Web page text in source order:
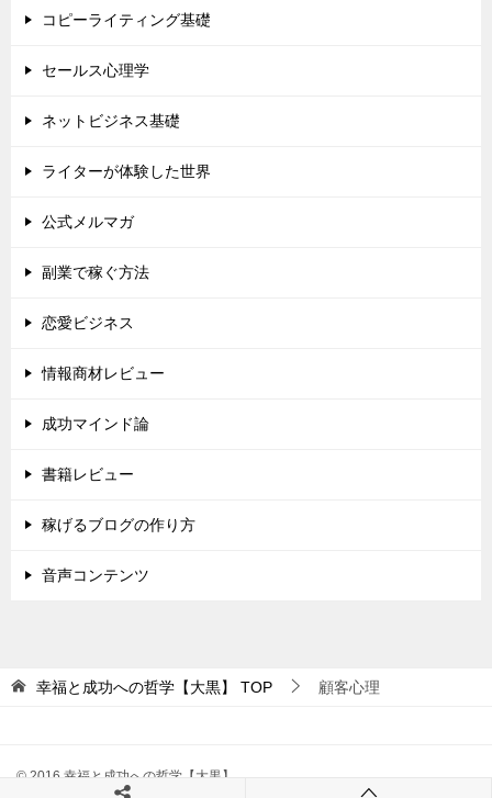
コピーライティング基礎
セールス心理学
ネットビジネス基礎
ライターが体験した世界
公式メルマガ
副業で稼ぐ方法
恋愛ビジネス
情報商材レビュー
成功マインド論
書籍レビュー
稼げるブログの作り方
音声コンテンツ
幸福と成功への哲学【大黒】 TOP 顧客心理
© 2016 幸福と成功への哲学【大黒】